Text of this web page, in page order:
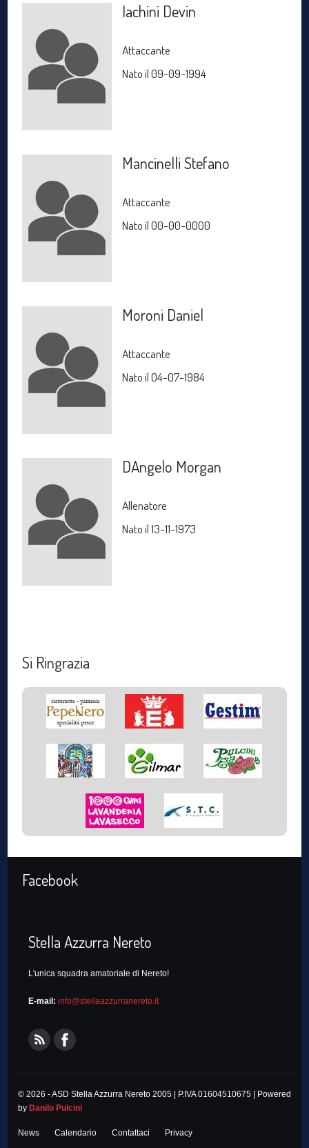
Iachini Devin
Attaccante
Nato il 09-09-1994
Mancinelli Stefano
Attaccante
Nato il 00-00-0000
Moroni Daniel
Attaccante
Nato il 04-07-1984
DAngelo Morgan
Allenatore
Nato il 13-11-1973
Si Ringrazia
Facebook
Stella Azzurra Nereto
L'unica squadra amatoriale di Nereto!
E-mail: info@stellaazzurranereto.it
© 2026 - ASD Stella Azzurra Nereto 2005 | P.IVA 01604510675 | Powered
by Danilo Pulcini
News Calendario Contattaci Privacy